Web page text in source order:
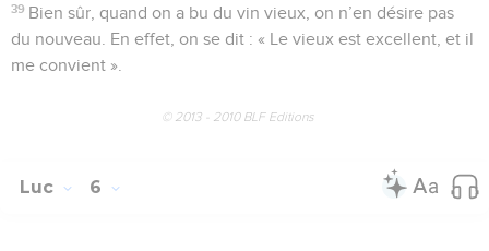
39 Bien sûr, quand on a bu du vin vieux, on n’en désire pas
du nouveau. En effet, on se dit : « Le vieux est excellent, et il
me convient ».
© 2013 - 2010 BLF Editions
Luc 6